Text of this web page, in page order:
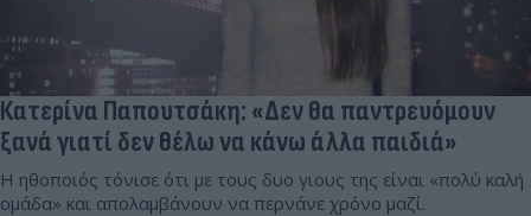
Κατερίνα Παπουτσάκη: «Δεν θα παντρευόμουν
ξανά γιατί δεν θέλω να κάνω άλλα παιδιά»
Η ηθοποιός τόνισε ότι με τους δυο γιους της είναι «πολύ καλή
ομάδα» και απολαμβάνουν να περνάνε χρόνο μαζί.